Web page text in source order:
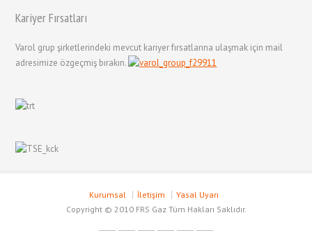
Kariyer Fırsatları
Varol grup şirketlerindeki mevcut kariyer fırsatlarına ulaşmak için mail
adresimize özgeçmiş bırakın.
Kurumsal İletişim
Yasal Uyarı
Copyright © 2010 FRS Gaz Tüm Hakları Saklıdır.